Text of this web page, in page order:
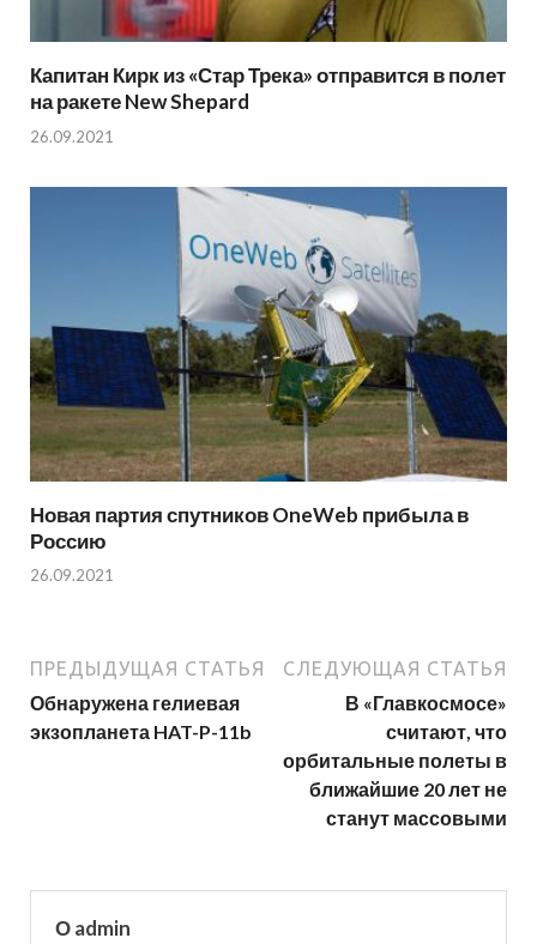
Капитан Кирк из «Стар Трека» отправится в полет
на ракете New Shepard
26.09.2021
Новая партия спутников OneWeb прибыла в
Россию
26.09.2021
ПРЕДЫДУЩАЯ СТАТЬЯ
Обнаружена гелиевая
экзопланета HAT-P-11b
СЛЕДУЮЩАЯ СТАТЬЯ
В «Главкосмосе»
считают, что
орбитальные полеты в
ближайшие 20 лет не
станут массовыми
О admin